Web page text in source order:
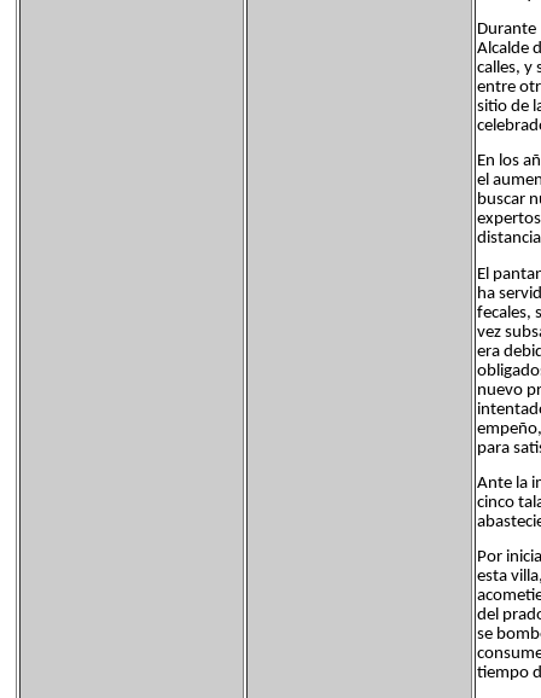
Durante
Alcalde
calles, y
entre
sitio de
En los
el
buscar
El
ha
fecales,
vez
era
nuevo
para
Ante la
cinco
Por
esta
del
se
tiempo